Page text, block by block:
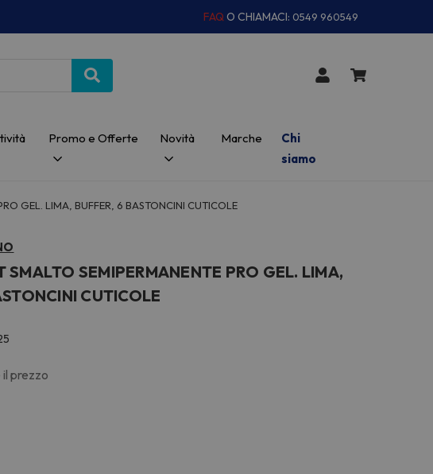
FAQ O CHIAMACI: 0549 960549
Promo e Offerte Novità Marche
Chi
siamo
GEL. LIMA, BUFFER, 6 BASTONCINI CUTICOLE
SMALTO SEMIPERMANENTE PRO GEL. LIMA,
CUTICOLE
prezzo